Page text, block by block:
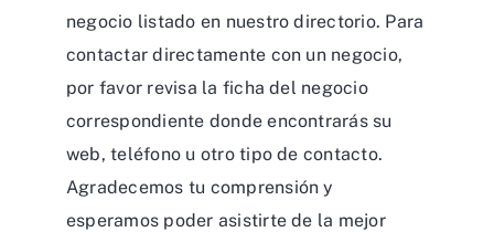
negocio listado en nuestro directorio. Para
contactar directamente con un negocio,
por favor revisa la ficha del negocio
correspondiente donde encontrarás su
web, teléfono u otro tipo de contacto.
Agradecemos tu comprensión y
esperamos poder asistirte de la mejor